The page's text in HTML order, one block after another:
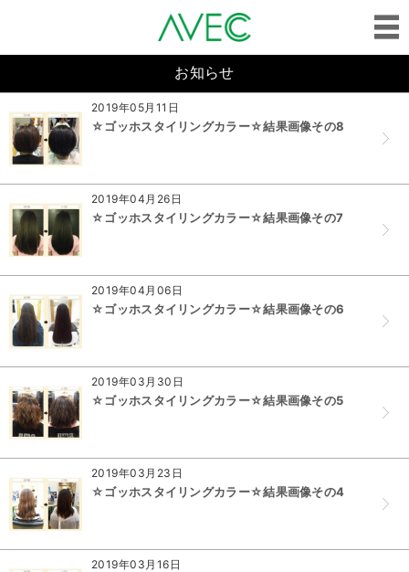
お知らせ
2019年05月11日
☆ゴッホスタイリングカラー☆結果画像その8
2019年04月26日
☆ゴッホスタイリングカラー☆結果画像その7
2019年04月06日
☆ゴッホスタイリングカラー☆結果画像その6
2019年03月30日
☆ゴッホスタイリングカラー☆結果画像その5
2019年03月23日
☆ゴッホスタイリングカラー☆結果画像その4
2019年03月16日